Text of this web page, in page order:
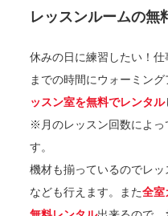
レッスンルームの無
休みの日に練習したい！
までの時間にウォーミン
ッスン室を無料でレンタル
※月のレッスン回数によっ
す。
機材も揃っているのでレ
なども行えます。また全室